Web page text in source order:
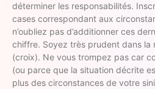
déterminer les responsabilités.
cases correspondant aux
n’oubliez pas d’additionner ces
chiffre. Soyez très prudent dans
(croix). Ne vous trompez pas car
(ou parce que la situation décrite
plus des circonstances de votre